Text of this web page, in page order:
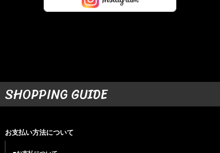
SHOPPING GUIDE
お支払い方法について